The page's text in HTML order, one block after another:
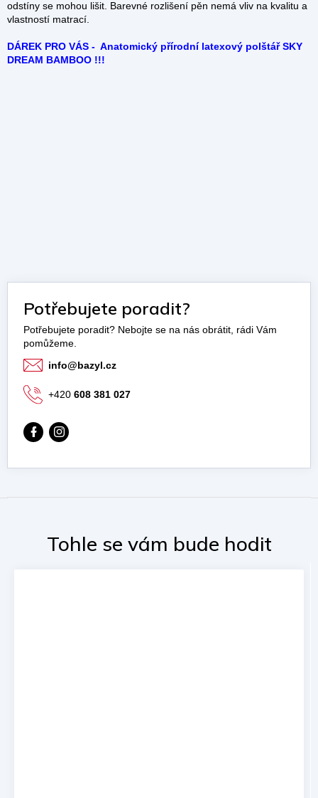
odstíny se mohou lišit. Barevné rozlišení pěn nemá vliv na kvalitu a
vlastností matrací.
DÁREK PRO VÁS - Anatomický přírodní latexový polštář SKY
DREAM BAMBOO !!!
Potřebujete poradit?
info@bazyl.cz
+420 608 381 027